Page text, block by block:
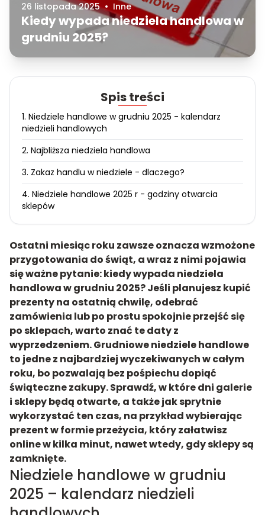
26 listopada 2025 • Inne
Kiedy wypada niedziela handlowa w
grudniu 2025?
Spis treści
1. Niedziele handlowe w grudniu 2025 - kalendarz
niedzieli handlowych
2. Najbliższa niedziela handlowa
3. Zakaz handlu w niedziele - dlaczego?
4. Niedziele handlowe 2025 r - godziny otwarcia
sklepów
Ostatni miesiąc roku zawsze oznacza wzmożone
przygotowania do świąt, a wraz z nimi pojawia
się ważne pytanie: kiedy wypada niedziela
handlowa w grudniu 2025? Jeśli planujesz kupić
prezenty na ostatnią chwilę, odebrać
zamówienia lub po prostu spokojnie przejść się
po sklepach, warto znać te daty z
wyprzedzeniem. Grudniowe niedziele handlowe
to jedne z najbardziej wyczekiwanych w całym
roku, bo pozwalają bez pośpiechu dopiąć
świąteczne zakupy. Sprawdź, w które dni galerie
i sklepy będą otwarte, a także jak sprytnie
wykorzystać ten czas, na przykład wybierając
prezent w formie przeżycia, który załatwisz
online w kilka minut, nawet wtedy, gdy sklepy są
zamknięte.
Niedziele handlowe w grudniu
2025 – kalendarz niedzieli